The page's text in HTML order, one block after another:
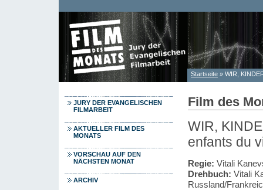
Sie sind hier
Startseite » WIR,
JURY DER EVANGELISCHEN
FILMARBEIT
AKTUELLER FILM DES
MONATS
VORSCHAU AUF DEN
NÄCHSTEN MONAT
ARCHIV
Film des
WIR,
enfants du
Regie: Vitali
Drehbuch: Vitali
Russland/